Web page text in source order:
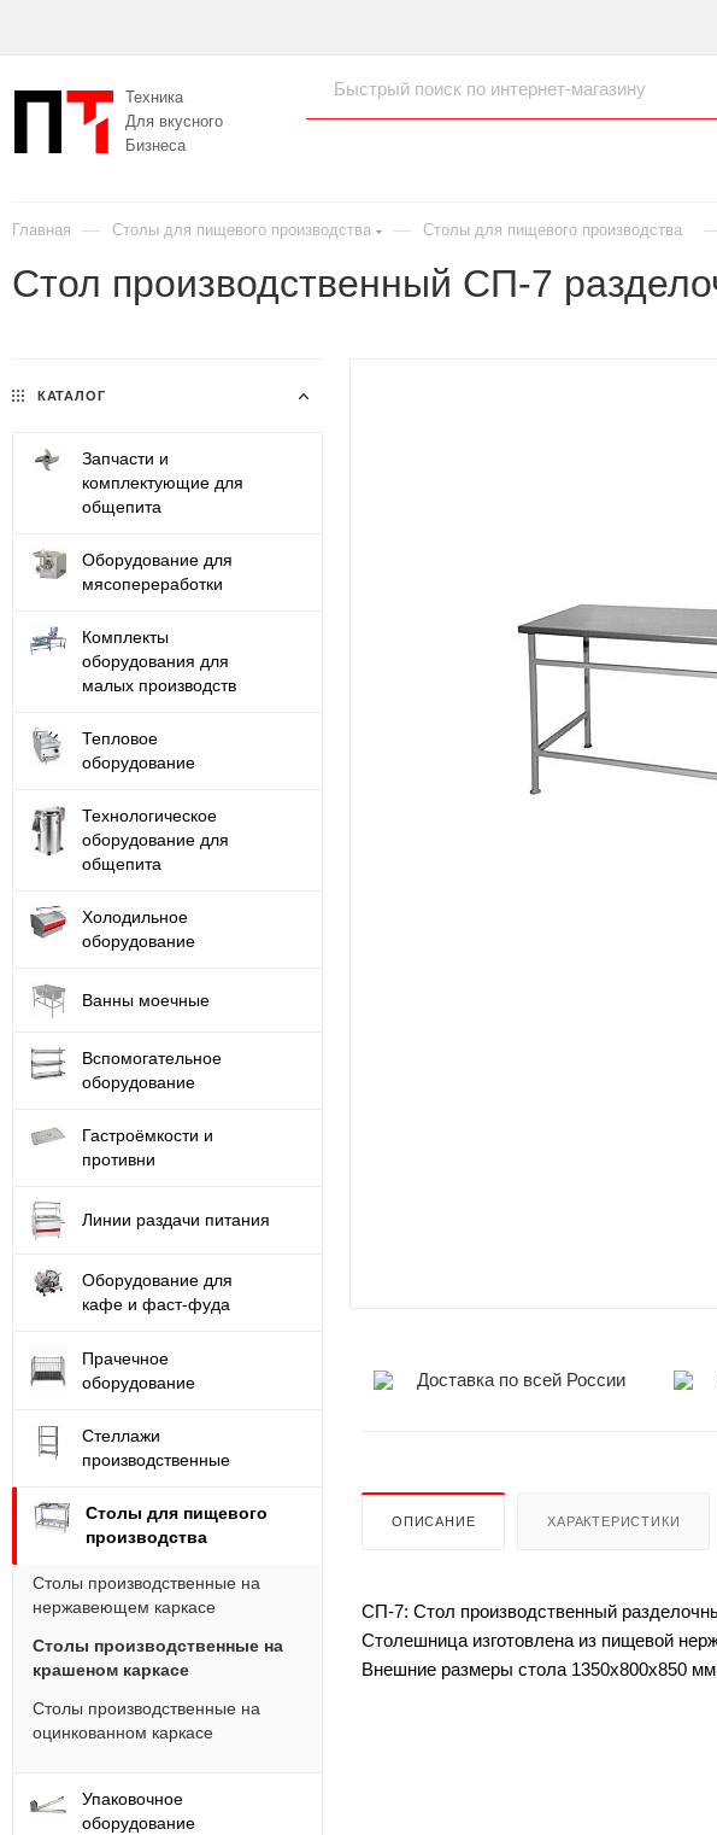
Техника
Для вкусного
Бизнеса
Главная — Столы для пищевого производства — Столы для пищевого производства
Стол производственный СП-7
Доставка по всей России
ОПИСАНИЕ ХАРАКТЕРИСТИКИ
СП-7: Стол производственный
Столешница изготовлена из пищевой
Внешние размеры стола 1350x800x850 мм
КАТАЛОГ
Запчасти и
комплектующие для
общепита
Оборудование для
мясопереработки
Комплекты
оборудования для
малых производств
Тепловое
оборудование
Технологическое
оборудование для
общепита
Холодильное
оборудование
Ванны моечные
Вспомогательное
оборудование
Гастроёмкости и
противни
Линии раздачи питания
Оборудование для
кафе и фаст-фуда
Прачечное
оборудование
Стеллажи
производственные
Столы для пищевого
производства
Столы производственные на
нержавеющем каркасе
Столы производственные на
крашеном каркасе
Столы производственные на
оцинкованном каркасе
Упаковочное
оборудование